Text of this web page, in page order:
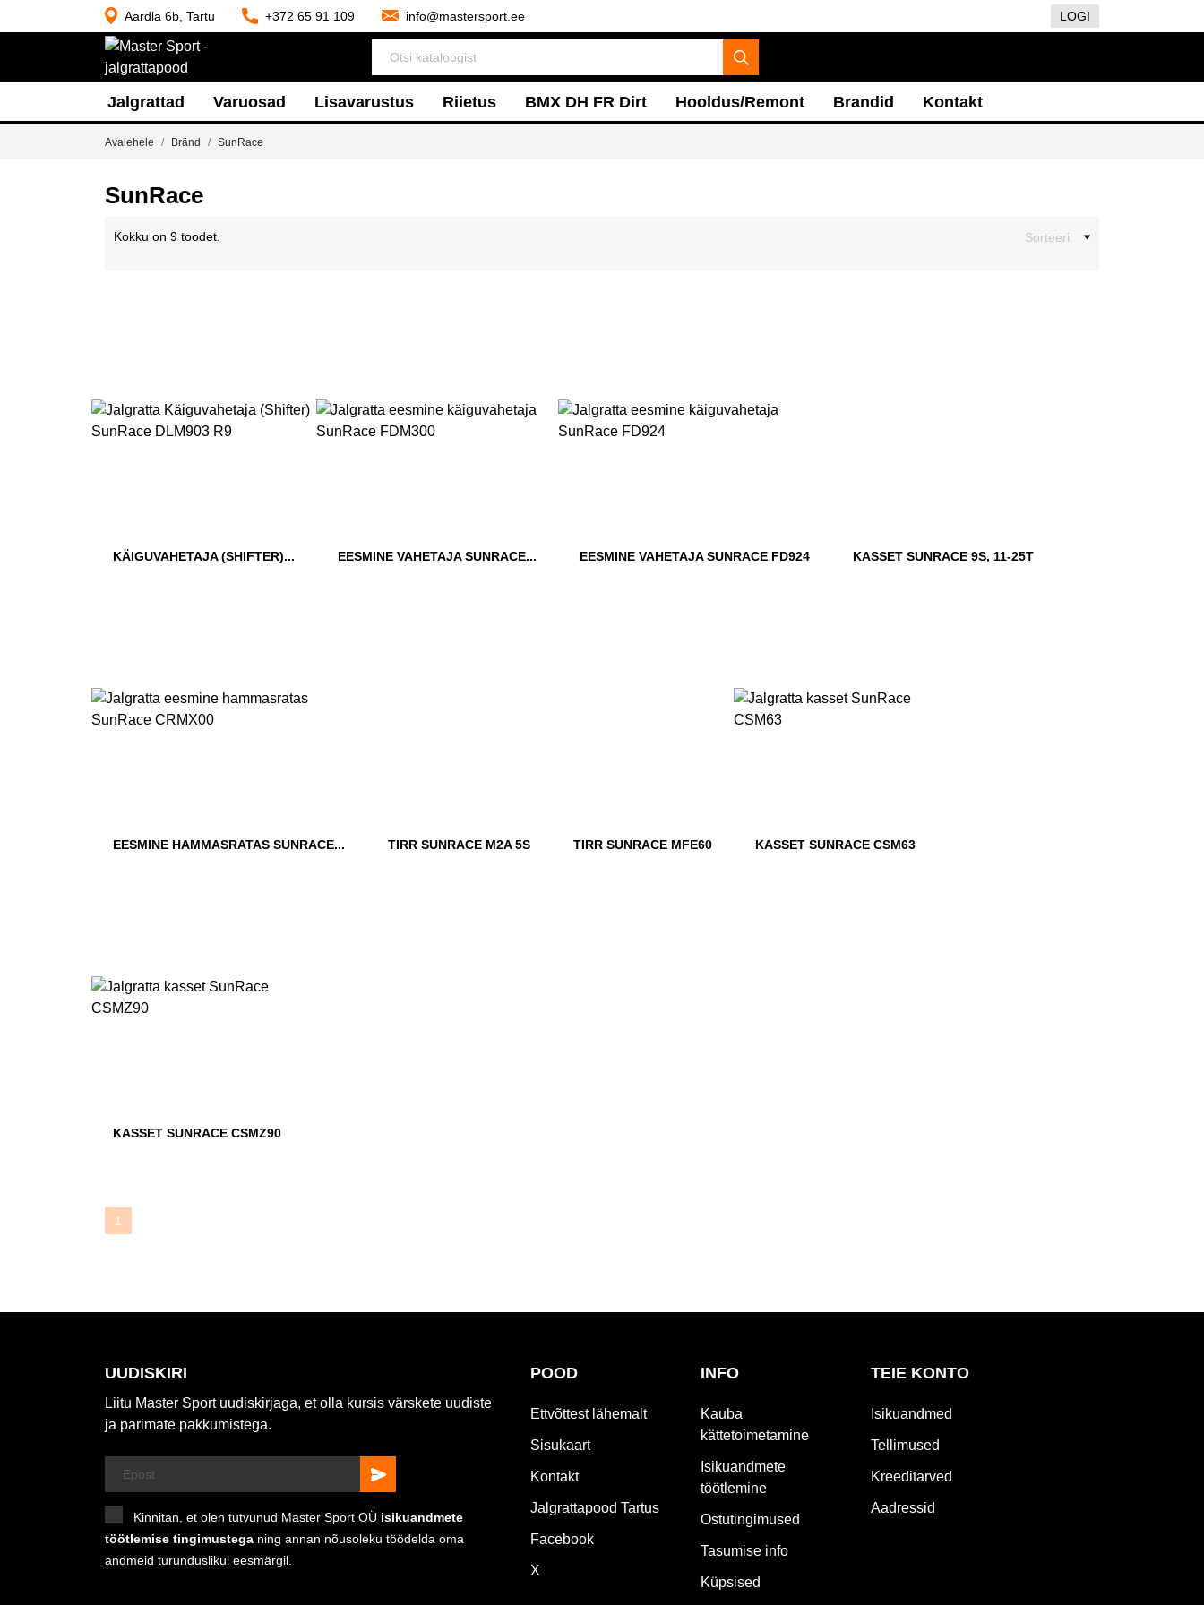
Aardla 6b, Tartu +372 65 91 109 info@mastersport.ee LOGI
Jalgrattad Varuosad Lisavarustus Riietus BMX DH FR Dirt Hooldus/Remont Brandid Kontakt
Avalehele Bränd SunRace
SunRace
Kokku on 9 toodet. Sorteeri:
KÄIGUVAHETAJA (SHIFTER)... EESMINE VAHETAJA SUNRACE... EESMINE VAHETAJA SUNRACE FD924 KASSET SUNRACE 9S, 11-25T
EESMINE HAMMASRATAS SUNRACE... TIRR SUNRACE M2A 5S TIRR SUNRACE MFE60 KASSET SUNRACE CSM63
KASSET SUNRACE CSMZ90
1
UUDISKIRI
Liitu Master Sport uudiskirjaga, et olla kursis värskete uudiste
ja parimate pakkumistega.
Kinnitan, et olen tutvunud Master Sport OÜ isikuandmete
töötlemise tingimustega ning annan nõusoleku töödelda oma
andmeid turunduslikul eesmärgil.
POOD
Ettvõttest lähemalt
Sisukaart
Kontakt
Jalgrattapood Tartus
Facebook
X
INFO
Kauba
kättetoimetamine
Isikuandmete
töötlemine
Ostutingimused
Tasumise info
Küpsised
TEIE KONTO
Isikuandmed
Tellimused
Kreeditarved
Aadressid